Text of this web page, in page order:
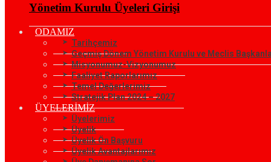
Yönetim Kurulu Üyeleri Girişi
ODAMIZ
Tarihçemiz
Geçmiş Dönem Yönetim Kurulu ve Meclis
Misyonumuz-Vizyonumuz
Faaliyet Raporlarımız
Temel Değerlerimiz
Stratejik Plan 2024 – 2027
ÜYELERİMİZ
Üyelerimiz
Üyelik
Üyelik Ön Başvuru
Üyelik Avantajlarımız